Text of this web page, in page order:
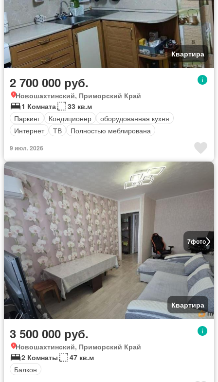
Квартира
2 700 000 руб.
Новошахтинский, Приморский Край
1 Комната
33 кв.м
Паркинг
Кондиционер
оборудованная кухня
Интернет
ТВ Полностью меблирована
9 июл. 2026
7фото
Квартира
3 500 000 руб.
Новошахтинский, Приморский Край
2 Комнаты
47 кв.м
Балкон